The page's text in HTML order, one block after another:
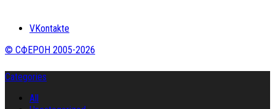
VKontakte
© СФЕРОН 2005-2026
Categories
All